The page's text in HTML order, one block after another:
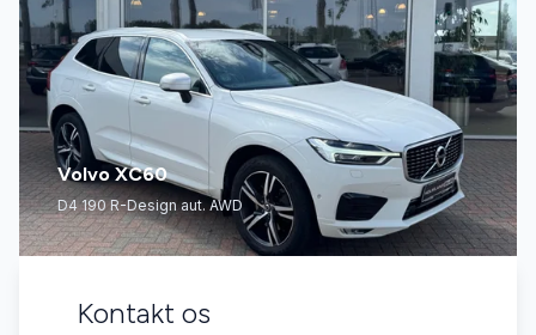
Volvo XC60
D4 190 R-Design aut. AWD
Kontakt os